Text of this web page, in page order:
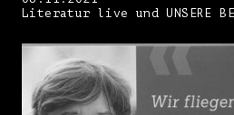
Literatur live und UNSERE